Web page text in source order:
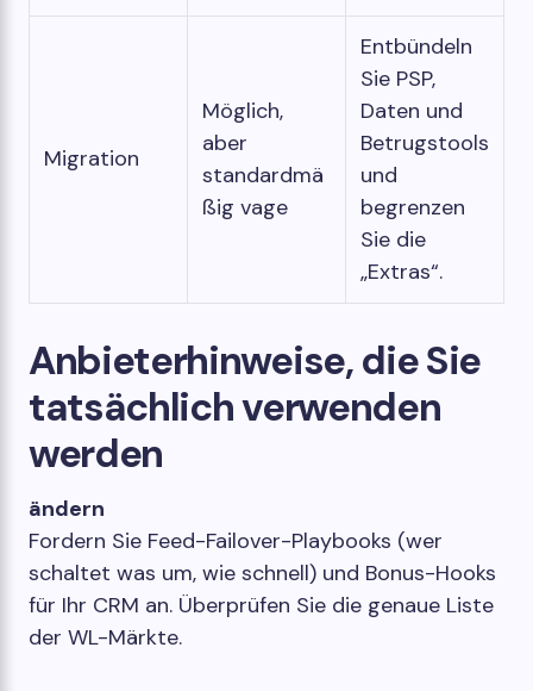
Migration
Möglich,
aber
standardmä
ßig vage
Entbündeln
Sie PSP,
Daten und
Betrugstools
und
begrenzen
Sie die
„Extras“.
Anbieterhinweise, die Sie
tatsächlich verwenden
werden
ändern
Fordern Sie Feed-Failover-Playbooks (wer
schaltet was um, wie schnell) und Bonus-Hooks
für Ihr CRM an. Überprüfen Sie die genaue Liste
der WL-Märkte.